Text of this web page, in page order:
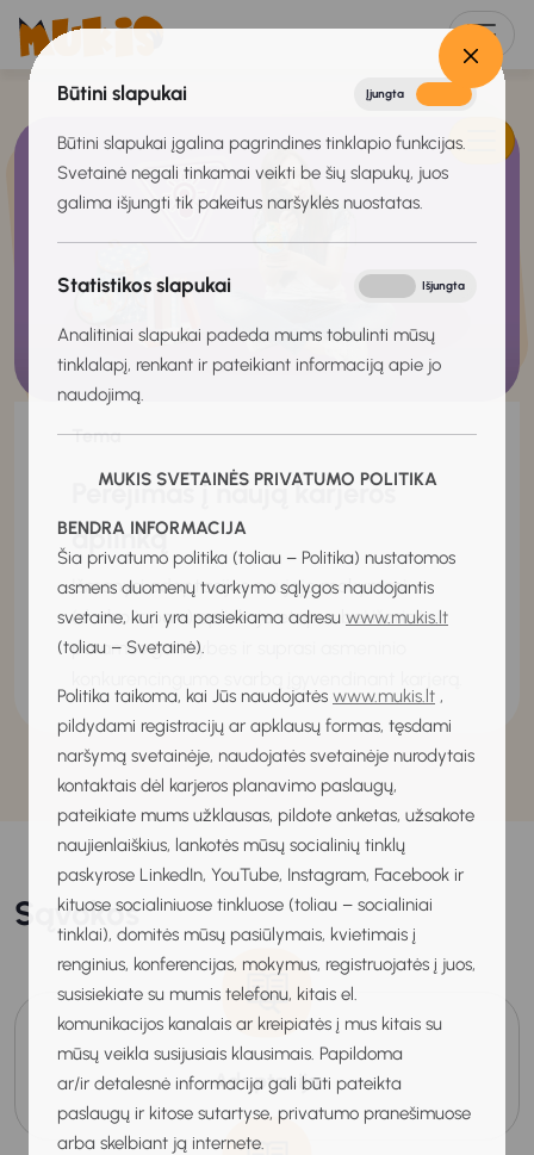
Būtini slapukai Įjungta
Būtini slapukai įgalina pagrindines tinklapio funkcijas.
Svetainė negali tinkamai veikti be šių slapukų, juos
galima išjungti tik pakeitus naršyklės nuostatas.
Statistikos slapukai Išjungta
Analitiniai slapukai padeda mums tobulinti mūsų
tinklalapį, renkant ir pateikiant informaciją apie jo
naudojimą.
MUKIS SVETAINĖS PRIVATUMO POLITIKA
BENDRA INFORMACIJA
Šia privatumo politika (toliau – Politika) nustatomos
asmens duomenų tvarkymo sąlygos naudojantis
svetaine, kuri yra pasiekiama adresu www.mukis.lt
(toliau – Svetainė).
Politika taikoma, kai Jūs naudojatės www.mukis.lt ,
pildydami registracijų ar apklausų formas, tęsdami
naršymą svetainėje, naudojatės svetainėje nurodytais
kontaktais dėl karjeros planavimo paslaugų,
pateikiate mums užklausas, pildote anketas, užsakote
naujienlaiškius, lankotės mūsų socialinių tinklų
paskyrose LinkedIn, YouTube, Instagram, Facebook ir
kituose socialiniuose tinkluose (toliau – socialiniai
tinklai), domitės mūsų pasiūlymais, kvietimais į
renginius, konferencijas, mokymus, registruojatės į juos,
susisiekiate su mumis telefonu, kitais el.
komunikacijos kanalais ar kreipiatės į mus kitais su
mūsų veikla susijusiais klausimais. Papildoma
ar/ir detalesnė informacija gali būti pateikta
paslaugų ir kitose sutartyse, privatumo pranešimuose
arba skelbiant ją internete.
Tema
Perėjimas į naują karjeros
aplinką
Išmanysi adaptacijos naujoje mokymosi
(darbo ir pan.) aplinkoje etapus bei išorinės
paramos galimybes ir suprasi asmeninio
Sąvokos
Adaptacija